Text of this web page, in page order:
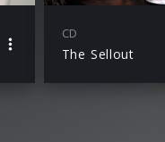
CD
The Sellout